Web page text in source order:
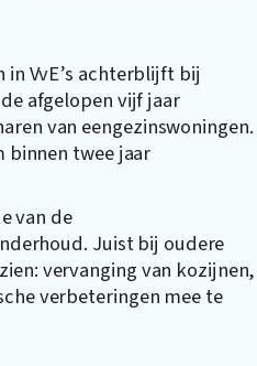
VvE’s achterblijft bij
afgelopen vijf jaar
van eengezinswoningen.
binnen twee jaar
van de
Juist bij oudere
vervanging van kozijnen,
verbeteringen mee te